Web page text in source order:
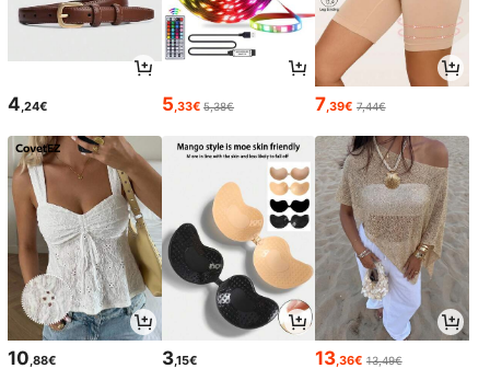
4,24€ 5,33€ 5,38€ 7,39€ 7,44€
10,88€ 3,15€ 13,36€ 13,49€